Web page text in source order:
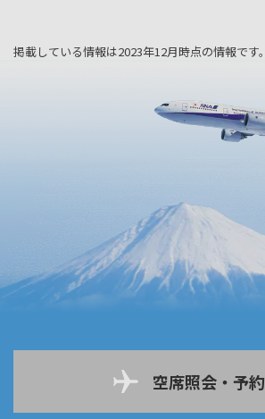
掲載している情報は2023年12月時点の情報です。
空席照会・予約